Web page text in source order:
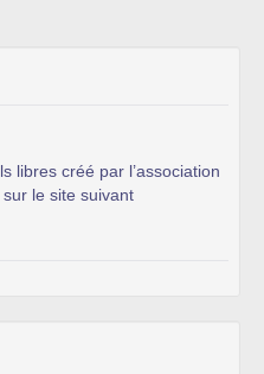
libres créé par l’association
le site suivant